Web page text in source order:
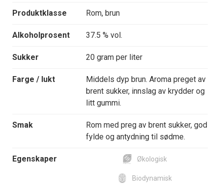
Produktklasse Rom, brun
Alkoholprosent 37.5 % vol.
Sukker 20 gram per liter
Farge / lukt
Middels dyp brun. Aroma preget av
brent sukker, innslag av krydder og
litt gummi.
Smak
Rom med preg av brent sukker, god
fylde og antydning til sødme.
Egenskaper Økologisk
Biodynamisk